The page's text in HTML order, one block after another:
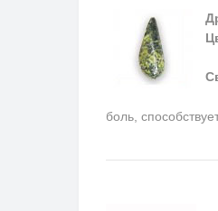
боль,